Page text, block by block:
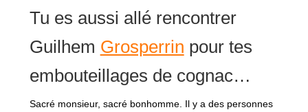
Tu es aussi allé rencontrer
Guilhem Grosperrin pour tes
embouteillages de cognac…
Sacré monsieur, sacré bonhomme. Il y a des personnes